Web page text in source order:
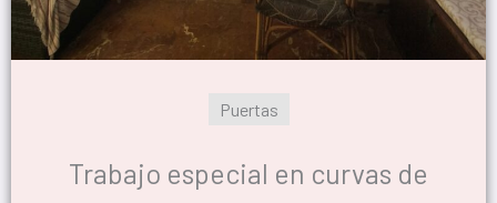
Puertas
Trabajo especial en curvas de